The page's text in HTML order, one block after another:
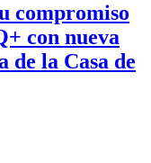
compromiso
con nueva
de la Casa de